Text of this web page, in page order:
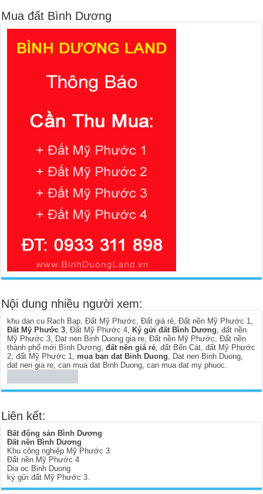
Mua đất Bình Dương
Nội dung nhiều người xem:
khu dan cu Rach Bap,Đất Mỹ Phước,Đất giá rẻ,Đất nền Mỹ Phước 1,
Đất Mỹ Phước 3,Đất Mỹ Phước 4, Ký gửi đất Bình Dương,đất nền
Mỹ Phước 3, Dat nen Binh Duong gia re,Đất nền Mỹ Phước,Đất nền
thành phố mới Bình Dương,đất nền giá rẻ,đất Bến Cát,đất Mỹ Phước
2,đất Mỹ Phước 1, mua ban dat Binh Duong, Dat nen Binh Duong,
dat nen gia re,can mua dat Binh Duong,can mua dat my phuoc.
Liên kết:
Bất động sản Bình Dương
Đất nền Bình Dương
Khu công nghiệp Mỹ Phước 3
Đất nền Mỹ Phước 4
Dia oc Binh Duong
ký gửi đất Mỹ Phước 3.